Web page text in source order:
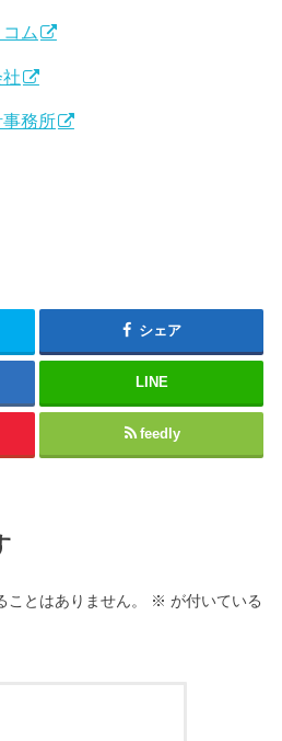
ム
務所
シェア
LINE
feedly
とはありません。 ※ が付いている